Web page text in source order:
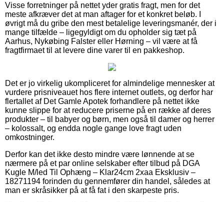
Visse forretninger på nettet yder gratis fragt, men for det
meste afkræver det at man aftager for et konkret beløb. I
øvrigt må du gribe den mest betalelige leveringsmanér, der i
mange tilfælde – ligegyldigt om du opholder sig tæt på
Aarhus, Nykøbing Falster eller Hørning – vil være at få
fragtfirmaet til at levere dine varer til en pakkeshop.
Det er jo virkelig ukompliceret for almindelige mennesker at
vurdere prisniveauet hos flere internet outlets, og derfor har
flertallet af Det Gamle Apotek forhandlere på nettet ikke
kunne slippe for at reducere priserne på en række af deres
produkter – til babyer og børn, men også til damer og herrer
– kolossalt, og endda nogle gange love fragt uden
omkostninger.
Derfor kan det ikke desto mindre være lønnende at se
nærmere på et par online selskaber efter tilbud på DGA
Kugle M/led Til Ophæng – Klar24cm 2xaa Eksklusiv –
18271194 forinden du gennemfører din handel, således at
man er skråsikker på at få fat i den skarpeste pris.